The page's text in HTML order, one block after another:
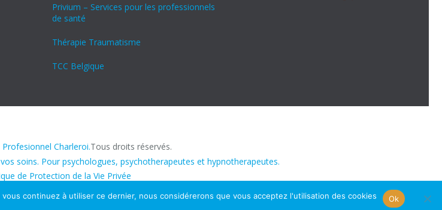
Privium – Services pour les professionnels
de santé
Thérapie Traumatisme
TCC Belgique
Profesionnel Charleroi.Tous droits réservés.
soins. Pour psychologues, psychotherapeutes et hypnotherapeutes.
de Protection de la Vie Privée
continuez à utiliser ce dernier, nous considérerons que vous acceptez l'utilisation des cookies Ok